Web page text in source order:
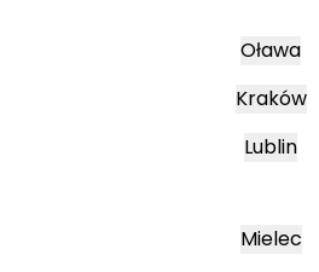
Oława
Kraków
Lublin
Mielec